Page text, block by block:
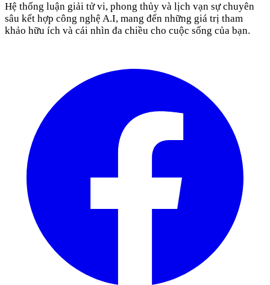
Hệ thống luận giải tử vi, phong thủy và lịch vạn sự chuyên
sâu kết hợp công nghệ A.I, mang đến những giá trị tham
khảo hữu ích và cái nhìn đa chiều cho cuộc sống của bạn.